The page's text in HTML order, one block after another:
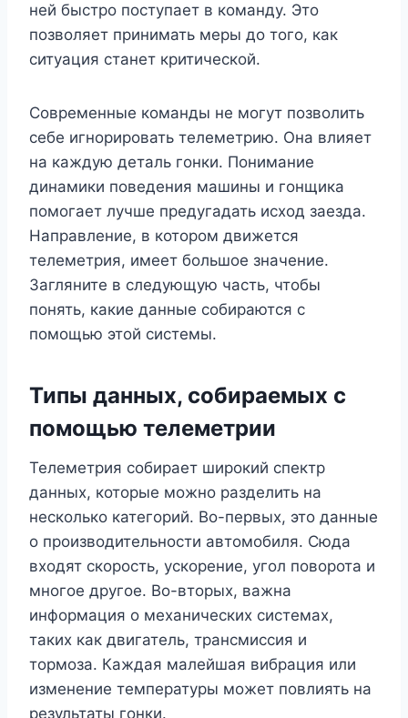
ней быстро поступает в команду. Это
позволяет принимать меры до того, как
ситуация станет критической.
Современные команды не могут позволить
себе игнорировать телеметрию. Она влияет
на каждую деталь гонки. Понимание
динамики поведения машины и гонщика
помогает лучше предугадать исход заезда.
Направление, в котором движется
телеметрия, имеет большое значение.
Загляните в следующую часть, чтобы
понять, какие данные собираются с
помощью этой системы.
Типы данных, собираемых с
помощью телеметрии
Телеметрия собирает широкий спектр
данных, которые можно разделить на
несколько категорий. Во-первых, это данные
о производительности автомобиля. Сюда
входят скорость, ускорение, угол поворота и
многое другое. Во-вторых, важна
информация о механических системах,
таких как двигатель, трансмиссия и
тормоза. Каждая малейшая вибрация или
изменение температуры может повлиять на
результаты гонки.